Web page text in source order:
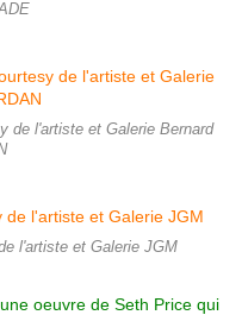
de l'artiste et Galerie Bernard
l'artiste et Galerie JGM
oeuvre de Seth Price qui